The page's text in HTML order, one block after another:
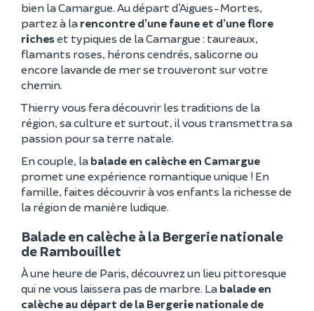
bien la Camargue. Au départ d’Aigues-Mortes,
partez à larencontre d’une faune et d’une flore
richeset typiques de la Camargue : taureaux,
flamants roses, hérons cendrés, salicorne ou
encore lavande de mer se trouveront sur votre
chemin.
Thierry vous fera découvrir les traditions de la
région, sa culture et surtout, il vous transmettra sa
passion pour sa terre natale.
En couple, la balade en calèche en Camargue
promet une expérience romantique unique ! En
famille, faites découvrir à vos enfants la richesse de
la région de manière ludique.
Balade en calèche à la Bergerie nationale
de Rambouillet
À une heure de Paris, découvrez un lieu pittoresque
qui ne vous laissera pas de marbre. La balade en
calèche au départ de la Bergerie nationale de